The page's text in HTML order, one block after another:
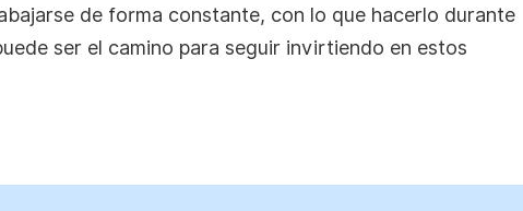
de forma constante, con lo que hacerlo durante
ser el camino para seguir invirtiendo en estos